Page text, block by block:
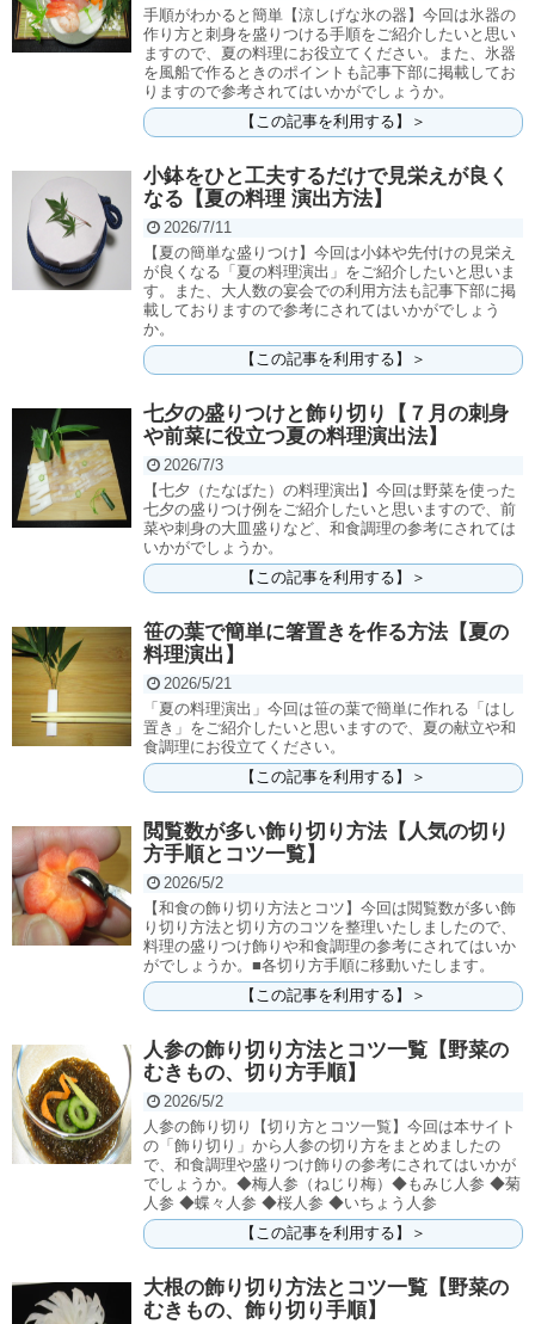
手順がわかると簡単【涼しげな氷の器】今回は氷器の
作り方と刺身を盛りつける手順をご紹介したいと思い
ますので、夏の料理にお役立てください。また、氷器
を風船で作るときのポイントも記事下部に掲載してお
りますので参考されてはいかがでしょうか。
【この記事を利用する】＞
小鉢をひと工夫するだけで見栄えが良く
なる【夏の料理 演出方法】
2026/7/11
【夏の簡単な盛りつけ】今回は小鉢や先付けの見栄え
が良くなる「夏の料理演出」をご紹介したいと思いま
す。また、大人数の宴会での利用方法も記事下部に掲
載しておりますので参考にされてはいかがでしょう
か。
【この記事を利用する】＞
七夕の盛りつけと飾り切り【７月の刺身
や前菜に役立つ夏の料理演出法】
2026/7/3
【七夕（たなばた）の料理演出】今回は野菜を使った
七夕の盛りつけ例をご紹介したいと思いますので、前
菜や刺身の大皿盛りなど、和食調理の参考にされては
いかがでしょうか。
【この記事を利用する】＞
笹の葉で簡単に箸置きを作る方法【夏の
料理演出】
2026/5/21
「夏の料理演出」今回は笹の葉で簡単に作れる「はし
置き」をご紹介したいと思いますので、夏の献立や和
食調理にお役立てください。
【この記事を利用する】＞
閲覧数が多い飾り切り方法【人気の切り
方手順とコツ一覧】
2026/5/2
【和食の飾り切り方法とコツ】今回は閲覧数が多い飾
り切り方法と切り方のコツを整理いたしましたので、
料理の盛りつけ飾りや和食調理の参考にされてはいか
がでしょうか。■各切り方手順に移動いたします。
【この記事を利用する】＞
人参の飾り切り方法とコツ一覧【野菜の
むきもの、切り方手順】
2026/5/2
人参の飾り切り【切り方とコツ一覧】今回は本サイト
の「飾り切り」から人参の切り方をまとめましたの
で、和食調理や盛りつけ飾りの参考にされてはいかが
でしょうか。◆梅人参（ねじり梅）◆もみじ人参 ◆菊
人参 ◆蝶々人参 ◆桜人参 ◆いちょう人参
【この記事を利用する】＞
大根の飾り切り方法とコツ一覧【野菜の
むきもの、飾り切り手順】